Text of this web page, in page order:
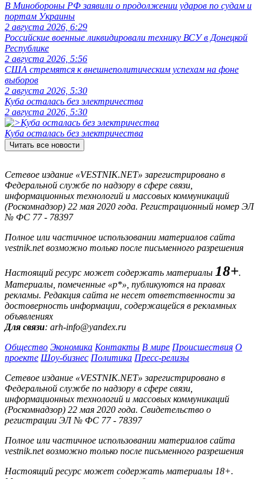
В Минобороны РФ заявили о продолжении ударов по судам и
портам Украины
2 августа 2026, 6:29
Российские военные ликвидировали технику ВСУ в Донецкой
Республике
2 августа 2026, 5:56
США стремятся к внешнеполитическим успехам на фоне
выборов
2 августа 2026, 5:30
Куба осталась без электричества
2 августа 2026, 5:30
Куба осталась без электричества
Читать все новости
Сетевое издание «VESTNIK.NET» зарегистрировано в
Федеральной службе по надзору в сфере связи,
информационных технологий и массовых коммуникаций
(Роскомнадзор) 22 мая 2020 года. Регистрационный номер ЭЛ
№ ФС 77 - 78397
Полное или частичное использовании материалов сайта
vestnik.net возможно только после письменного разрешения
Настоящий ресурс может содержать материалы 18+.
Материалы, помеченные «р*», публикуются на правах
рекламы. Редакция сайта не несет ответственности за
достоверность информации, содержащейся в рекламных
объявлениях
Для связи: arh-info@yandex.ru
Общество Экономика Контакты В мире Происшествия О
проекте Шоу-бизнес Политика Пресс-релизы
Сетевое издание «VESTNIK.NET» зарегистрировано в
Федеральной службе по надзору в сфере связи,
информационных технологий и массовых коммуникаций
(Роскомнадзор) 22 мая 2020 года. Свидетельство о
регистрации ЭЛ № ФС 77 - 78397
Полное или частичное использовании материалов сайта
vestnik.net возможно только после письменного разрешения
Настоящий ресурс может содержать материалы 18+.